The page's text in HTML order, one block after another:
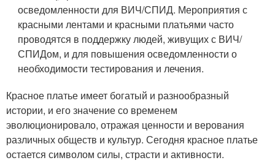
осведомленности для ВИЧ/СПИД. Мероприятия с
красными лентами и красными платьями часто
проводятся в поддержку людей, живущих с ВИЧ/
СПИДом, и для повышения осведомленности о
необходимости тестирования и лечения.
Красное платье имеет богатый и разнообразный
истории, и его значение со временем
эволюционировало, отражая ценности и верования
различных обществ и культур. Сегодня красное платье
остается символом силы, страсти и активности.